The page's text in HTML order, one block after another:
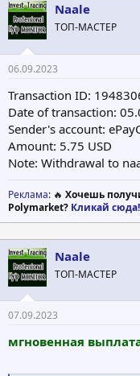
Naale
ТОП-МАСТЕР
06.09.2023
Transaction ID:
Date of transaction:
Sender's account:
Amount: 5.75 USD
Note: Withdrawal to
Реклама: 🔥 Хочешь
Polymarket? Кликай сюда!
Naale
ТОП-МАСТЕР
07.09.2023
мгновенная